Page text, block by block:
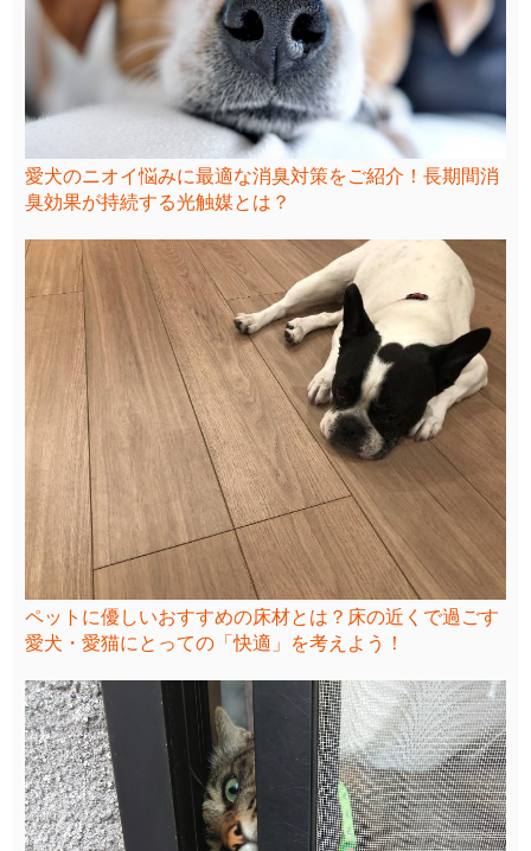
愛犬のニオイ悩みに最適な消臭対策をご紹介！長期間消
臭効果が持続する光触媒とは？
ペットに優しいおすすめの床材とは？床の近くで過ごす
愛犬・愛猫にとっての「快適」を考えよう！